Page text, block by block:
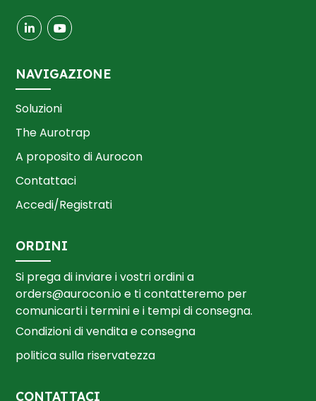
NAVIGAZIONE
Soluzioni
The Aurotrap
A proposito di Aurocon
Contattaci
Accedi/Registrati
ORDINI
Si prega di inviare i vostri ordini a
orders@aurocon.ioe ti contatteremo per
comunicarti i termini e i tempi di consegna.
Condizioni di vendita e consegna
politica sulla riservatezza
CONTATTACI